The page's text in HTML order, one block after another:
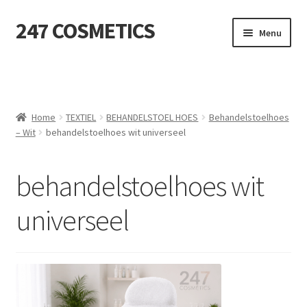
Ga
door
Ga
naar
247 COSMETICS Menu
HARSBENODIGDHEDEN
VERBRUIKSMATERIALEN
SALON INRICHTING
VOETVERZORGING
Home TEXTIEL BEHANDELSTOEL HOES
Behandelstoelhoes
– Wit
behandelstoelhoes wit universeel
behandelstoelhoes wit
universeel